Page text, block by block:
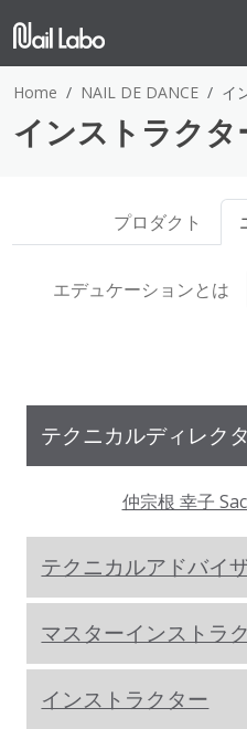
Home NAIL DE DANCE イ
インストラクタ
プロダクト
エデュケーションとは
テクニカルディレク
仲宗根 幸子
テクニカルアドバイ
マスターインストラ
インストラクター